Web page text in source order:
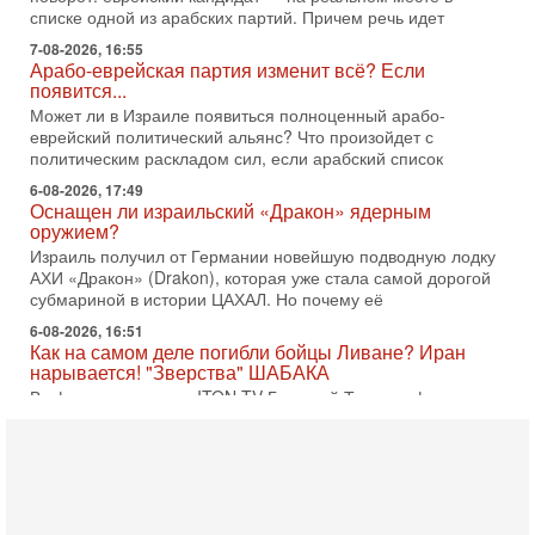
списке одной из арабских партий. Причем речь идет
7-08-2026, 16:55
Арабо-еврейская партия изменит всё? Если
появится...
Может ли в Израиле появиться полноценный арабо-
еврейский политический альянс? Что произойдет с
политическим раскладом сил, если арабский список
6-08-2026, 17:49
Оснащен ли израильский «Дракон» ядерным
оружием?
Израиль получил от Германии новейшую подводную лодку
АХИ «Дракон» (Drakon), которая уже стала самой дорогой
субмариной в истории ЦАХАЛ. Но почему её
6-08-2026, 16:51
Как на самом деле погибли бойцы Ливане? Иран
нарывается! "Зверства" ШАБАКА
В эфире телеканала ITON-TV Григорий Тамар, офицер